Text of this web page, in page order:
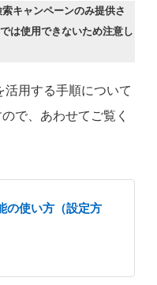
キャンペーンのみ提供さ
は使用できないため注意し
活用する手順について
で、あわせてご覧く
の使い方（設定方